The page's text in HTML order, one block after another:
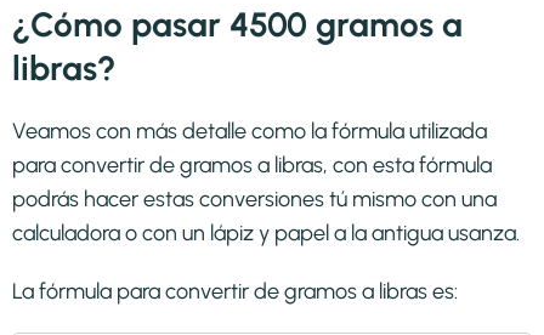
¿Cómo pasar 4500 gramos a
libras?
Veamos con más detalle como la fórmula utilizada
para convertir de gramos a libras, con esta fórmula
podrás hacer estas conversiones tú mismo con una
calculadora o con un lápiz y papel a la antigua usanza.
La fórmula para convertir degramos a librases: